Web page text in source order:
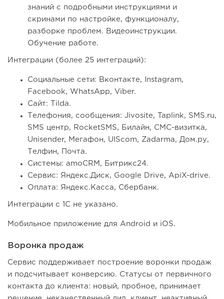
знаний с подробными инструкциями и
скринами по настройке, функционалу,
разборке проблем. Видеоинструкции.
Обучение работе.
Интеграции (более 25 интеграций):
Социальные сети: Вконтакте, Instagram,
Facebook, WhatsApp, Viber.
Сайт: Tilda.
Телефония, сообщения: Jivosite, Taplink, SMS.ru,
SMS центр, RocketSMS, Билайн, СМС-визитка,
Unisender, Мегафон, UIScom, Zadarma, Дом.ру,
Телфин, Почта.
Системы: amoCRM, Битрикс24.
Сервис: Яндекс.Диск, Google Drive, ApiX-drive.
Оплата: Яндекс.Касса, Сбербанк.
Интеграции с 1С не указано.
Мобильное приложение для Android и iOS.
Воронка продаж
Сервис поддерживает построение воронки продаж
и подсчитывает конверсию. Статусы от первичного
контакта до клиента: новый, пробное, принимает